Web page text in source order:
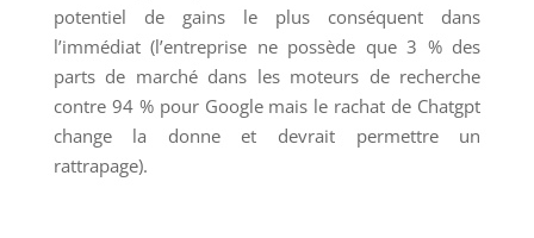
potentiel de gains le plus conséquent dans
l’immédiat (l’entreprise ne possède que 3 % des
parts de marché dans les moteurs de recherche
contre 94 % pour Google mais le rachat de Chatgpt
change la donne et devrait permettre un
rattrapage).